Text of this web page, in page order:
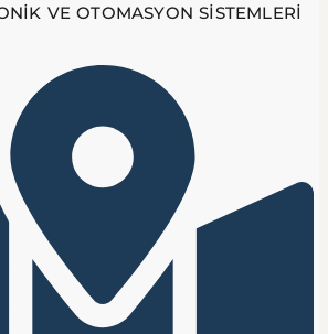
VE OTOMASYON SİSTEMLERİ